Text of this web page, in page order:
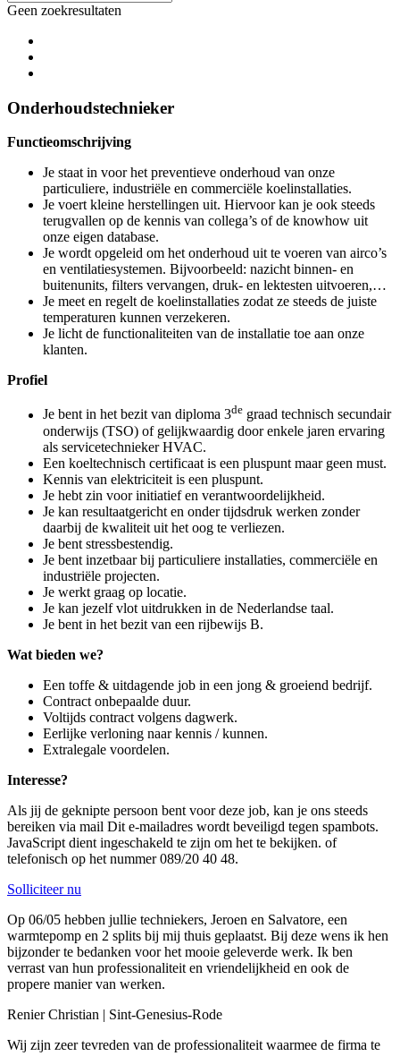
Geen zoekresultaten
Onderhoudstechnieker
Functieomschrijving
Je staat in voor het preventieve onderhoud van onze
particuliere, industriële en commerciële koelinstallaties.
Je voert kleine herstellingen uit. Hiervoor kan je ook steeds
terugvallen op de kennis van collega’s of de knowhow uit
onze eigen database.
Je wordt opgeleid om het onderhoud uit te voeren van airco’s
en ventilatiesystemen. Bijvoorbeeld: nazicht binnen- en
buitenunits, filters vervangen, druk- en lektesten uitvoeren,…
Je meet en regelt de koelinstallaties zodat ze steeds de juiste
temperaturen kunnen verzekeren.
Je licht de functionaliteiten van de installatie toe aan onze
klanten.
Profiel
Je bent in het bezit van diploma 3de graad technisch secundair
onderwijs (TSO) of gelijkwaardig door enkele jaren ervaring
als servicetechnieker HVAC.
Een koeltechnisch certificaat is een pluspunt maar geen must.
Kennis van elektriciteit is een pluspunt.
Je hebt zin voor initiatief en verantwoordelijkheid.
Je kan resultaatgericht en onder tijdsdruk werken zonder
daarbij de kwaliteit uit het oog te verliezen.
Je bent stressbestendig.
Je bent inzetbaar bij particuliere installaties, commerciële en
industriële projecten.
Je werkt graag op locatie.
Je kan jezelf vlot uitdrukken in de Nederlandse taal.
Je bent in het bezit van een rijbewijs B.
Wat bieden we?
Een toffe & uitdagende job in een jong & groeiend bedrijf.
Contract onbepaalde duur.
Voltijds contract volgens dagwerk.
Eerlijke verloning naar kennis / kunnen.
Extralegale voordelen.
Interesse?
Als jij de geknipte persoon bent voor deze job, kan je ons steeds
bereiken via mail Dit e-mailadres wordt beveiligd tegen spambots.
JavaScript dient ingeschakeld te zijn om het te bekijken. of
telefonisch op het nummer 089/20 40 48.
Solliciteer nu
Op 06/05 hebben jullie techniekers, Jeroen en Salvatore, een
warmtepomp en 2 splits bij mij thuis geplaatst. Bij deze wens ik hen
bijzonder te bedanken voor het mooie geleverde werk. Ik ben
verrast van hun professionaliteit en vriendelijkheid en ook de
propere manier van werken.
Renier Christian | Sint-Genesius-Rode
Wij zijn zeer tevreden van de professionaliteit waarmee de firma te